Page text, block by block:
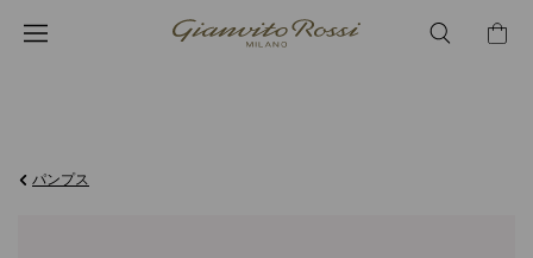
パンプス